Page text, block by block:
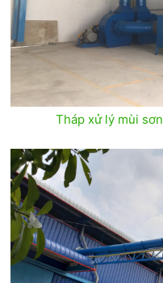
Tháp xử lý mùi sơn